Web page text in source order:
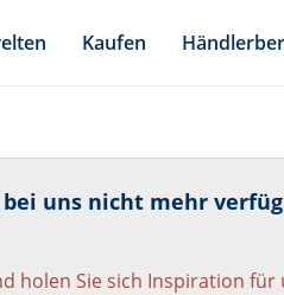
Kaufen
uns nicht mehr
holen Sie sich Inspiration